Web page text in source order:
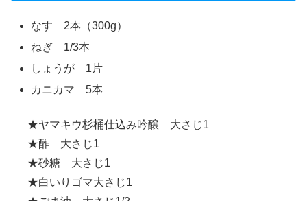
なす 2本（300g）
ねぎ 1/3本
しょうが 1片
カニカマ 5本
★ヤマキウ杉桶仕込み吟醸 大さじ1
★酢 大さじ1
★砂糖 大さじ1
★白いりゴマ大さじ1